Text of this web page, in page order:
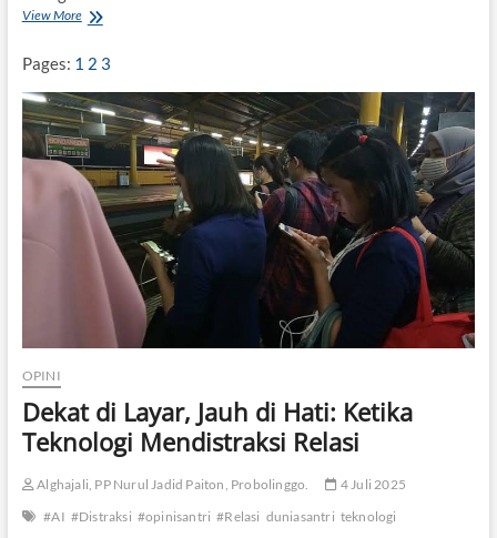
s
a
n
View MoreM
g
u
j
i
F
e
o
d
a
m
S
s
t
Pages: 1 2 3
OPINI
Dekat di Layar, Jauh di Hati: Ketika
Teknologi Mendistraksi Relasi
Alghajali, PP Nurul Jadid Paiton, Probolinggo.
4 Juli 2025
#AI #Distraksi #opinisantri #Relasi duniasantri teknologi